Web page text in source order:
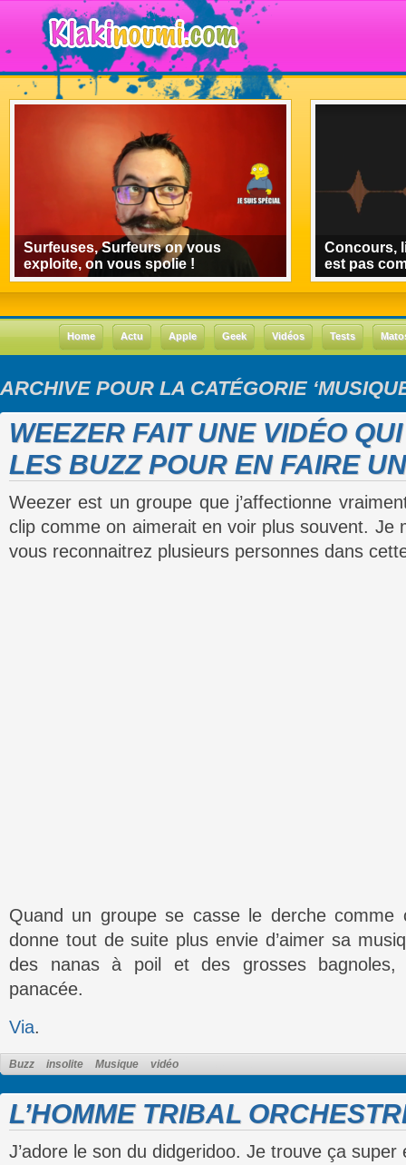
Surfeuses, Surfeurs on vous
exploite, on vous spolie !
Concours,
est pas
Home Actu Apple Geek Vidéos Tests
ARCHIVE POUR LA CATÉGORIE
WEEZER FAIT UNE VIDÉO
LES BUZZ POUR EN FAIRE
Weezer est un groupe que j’affectionne
clip comme on aimerait en voir plus souvent. Je
vous reconnaitrez plusieurs personnes dans
Quand un groupe se casse le derche
donne tout de suite plus envie d’aimer sa
des nanas à poil et des grosses bagnoles,
panacée.
Via.
Buzz insolite Musique vidéo
L’HOMME TRIBAL
J’adore le son du didgeridoo. Je trouve ça